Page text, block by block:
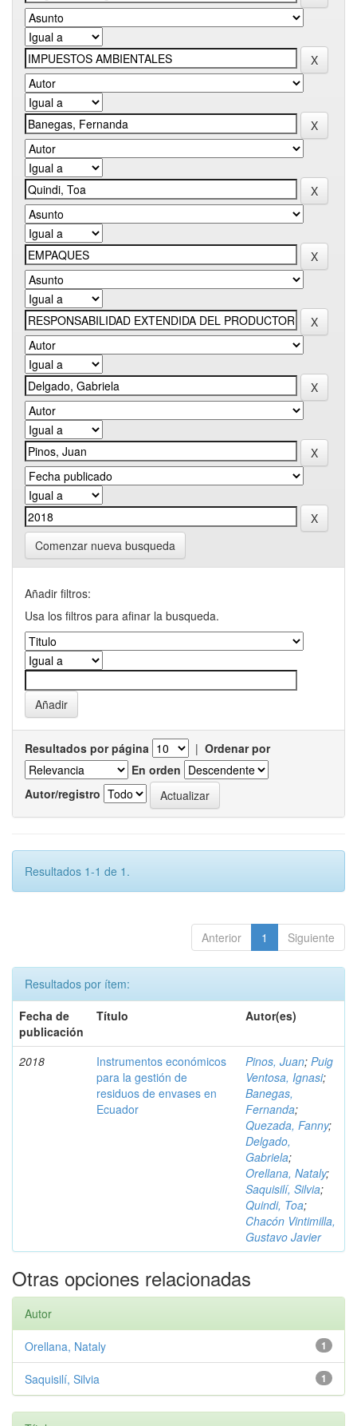
Comenzar nueva busqueda
Añadir filtros:
Usa los filtros para afinar la busqueda.
Resultados por página | Ordenar por
En orden
Autor/registro
Resultados 1-1 de 1.
Anterior 1 Siguiente
Resultados por ítem:
Fecha de
publicación
Título Autor(es)
2018
Instrumentos económicos
para la gestión de
residuos de envases en
Ecuador
Pinos, Juan; Puig
Ventosa, Ignasi;
Banegas,
Fernanda;
Quezada, Fanny;
Delgado,
Gabriela;
Orellana, Nataly;
Saquisilí, Silvia;
Quindi, Toa;
Chacón Vintimilla,
Gustavo Javier
Otras opciones relacionadas
Autor
1
Orellana, Nataly
1
Saquisilí, Silvia